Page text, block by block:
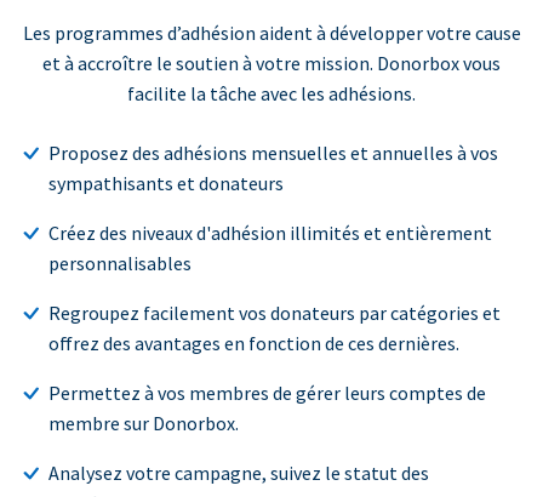
Les programmes d’adhésion aident à développer votre cause
et à accroître le soutien à votre mission. Donorbox vous
facilite la tâche avec les adhésions.
Proposez des adhésions mensuelles et annuelles à vos
sympathisants et donateurs
Créez des niveaux d'adhésion illimités et entièrement
personnalisables
Regroupez facilement vos donateurs par catégories et
offrez des avantages en fonction de ces dernières.
Permettez à vos membres de gérer leurs comptes de
membre sur Donorbox.
Analysez votre campagne, suivez le statut des